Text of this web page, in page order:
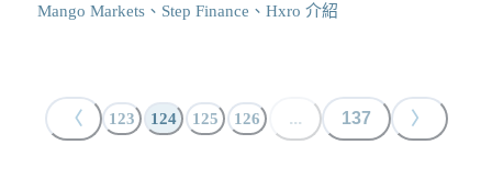
Mango Markets、Step Finance、Hxro 介紹
〈 123 124 125 126 ... 137 〉